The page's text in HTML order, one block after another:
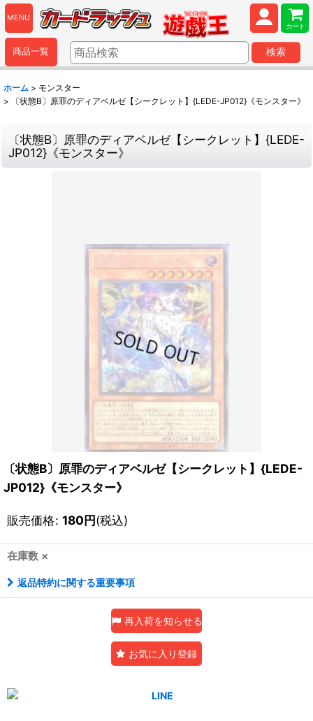
MENU
カート
商品一覧 検索
ホーム > モンスター
>
〔状態B〕原罪のディアベルゼ【シークレット】{LEDE-JP012}《モンスター》
〔状態B〕原罪のディアベルゼ【シークレット】{LEDE-
JP012}《モンスター》
〔状態B〕原罪のディアベルゼ【シークレット】{LEDE-
JP012}《モンスター》
販売価格: 180円(税込)
在庫数 ×
返品特約に関する重要事項
再入荷を知らせる
お気に入り登録